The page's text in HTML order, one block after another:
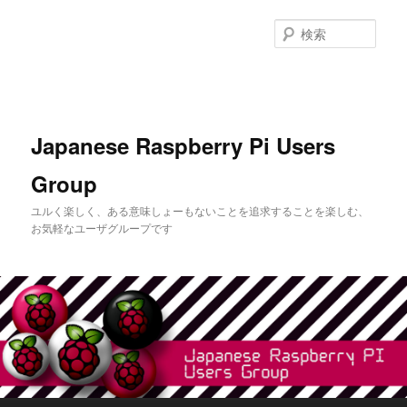
Japanese Raspberry Pi Users
Group
ユルく楽しく、ある意味しょーもないことを追求することを楽しむ、
お気軽なユーザグループです
索